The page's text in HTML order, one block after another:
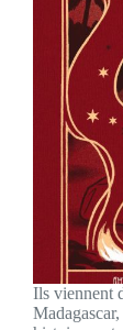
Ils viennent